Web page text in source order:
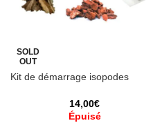
SOLD
OUT
Kit de démarrage isopodes
14,00€
Épuisé